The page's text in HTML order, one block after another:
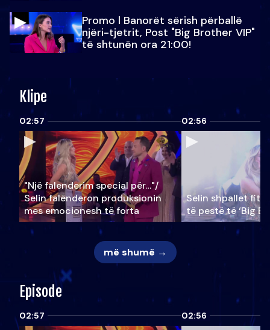
Promo l Banorët sërish përballë
njëri-tjetrit, Post "Big Brother VIP"
të shtunën ora 21:00!
Klipe
02:57
"Një falenderim special për…"/
Selin falënderon produksionin
mes emocionesh të forta
02:56
Selin shpallet
të pestë të ‘Big
më shumë →
Episode
02:57 02:56